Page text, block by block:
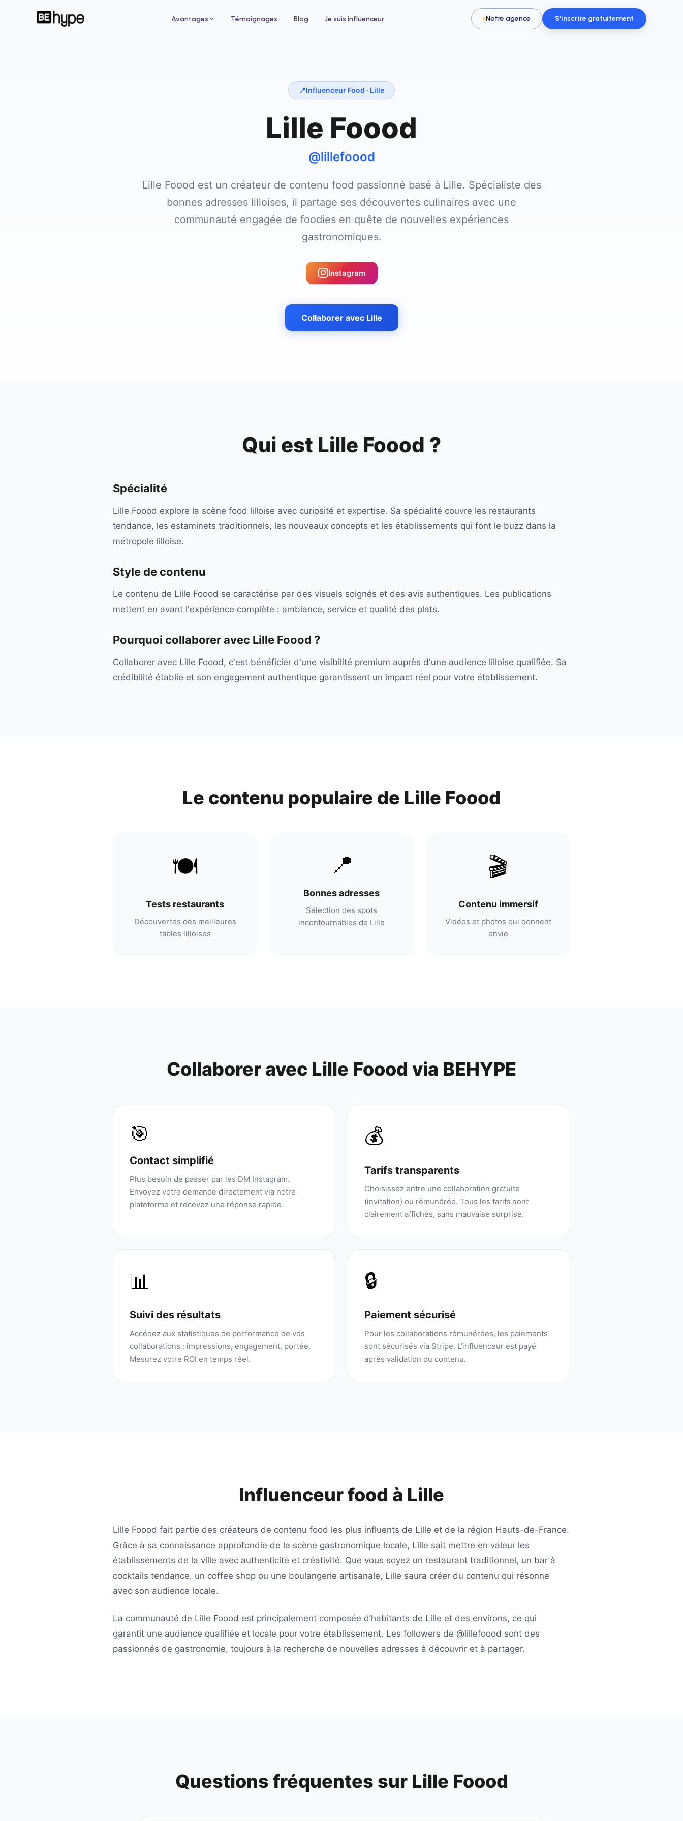
Avantages
Augmentez votre taux d'occupation avec
des influenceurs voyage et lifestyle
Pour le bien-être
Développez votre clientèle en institut, spa
ou salon de coiffure
Témoignages Blog Je suis influenceur Notre agence S'inscrire gratuitement
📍Influenceur Food · Lille
Lille Foood
@lillefoood
Lille Foood est un créateur de contenu food passionné basé à Lille. Spécialiste des
bonnes adresses lilloises, il partage ses découvertes culinaires avec une
communauté engagée de foodies en quête de nouvelles expériences
gastronomiques.
Instagram
Collaborer avec Lille
Qui est Lille Foood ?
Spécialité
Lille Foood explore la scène food lilloise avec curiosité et expertise. Sa spécialité couvre les restaurants
tendance, les estaminets traditionnels, les nouveaux concepts et les établissements qui font le buzz dans la
métropole lilloise.
Style de contenu
Le contenu de Lille Foood se caractérise par des visuels soignés et des avis authentiques. Les publications
mettent en avant l'expérience complète : ambiance, service et qualité des plats.
Pourquoi collaborer avec Lille Foood ?
Collaborer avec Lille Foood, c'est bénéficier d'une visibilité premium auprès d'une audience lilloise qualifiée. Sa
crédibilité établie et son engagement authentique garantissent un impact réel pour votre établissement.
Le contenu populaire de Lille Foood
🍽️
Tests restaurants
Découvertes des meilleures
tables lilloises
📍
Bonnes adresses
Sélection des spots
incontournables de Lille
🎬
Contenu immersif
Vidéos et photos qui donnent
envie
Collaborer avec Lille Foood via BEHYPE
🎯
Contact simplifié
Plus besoin de passer par les DM Instagram.
Envoyez votre demande directement via notre
plateforme et recevez une réponse rapide.
💰
Tarifs transparents
Choisissez entre une collaboration gratuite
(invitation) ou rémunérée. Tous les tarifs sont
clairement affichés, sans mauvaise surprise.
📊
Suivi des résultats
Accédez aux statistiques de performance de vos
collaborations : impressions, engagement, portée.
Mesurez votre ROI en temps réel.
🔒
Paiement sécurisé
Pour les collaborations rémunérées, les paiements
sont sécurisés via Stripe. L’influenceur est payé
après validation du contenu.
Influenceur food à Lille
Lille Foood fait partie des créateurs de contenu food les plus influents de Lille et de la région Hauts-de-France.
Grâce à sa connaissance approfondie de la scène gastronomique locale, Lille sait mettre en valeur les
établissements de la ville avec authenticité et créativité. Que vous soyez un restaurant traditionnel, un bar à
cocktails tendance, un coffee shop ou une boulangerie artisanale, Lille saura créer du contenu qui résonne
avec son audience locale.
La communauté de Lille Foood est principalement composée d’habitants de Lille et des environs, ce qui
garantit une audience qualifiée et locale pour votre établissement. Les followers de @lillefoood sont des
passionnés de gastronomie, toujours à la recherche de nouvelles adresses à découvrir et à partager.
Questions fréquentes sur Lille Foood